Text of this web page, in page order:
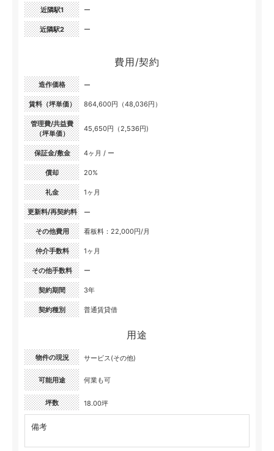
近隣駅1
ー
近隣駅2 ー
費用/契約
造作価格 ー
賃料（坪単価） 864,600円（48,036円）
管理費/共益費
（坪単価）
45,650円（2,536円)
保証金/敷金 4ヶ月 / ー
償却 20%
礼金 1ヶ月
更新料/再契約料 ー
その他費用 看板料：22,000円/月
仲介手数料 1ヶ月
その他手数料 ー
契約期間 3年
契約種別 普通賃貸借
用途
物件の現況 サービス(その他)
可能用途 何業も可
坪数 18.00坪
備考